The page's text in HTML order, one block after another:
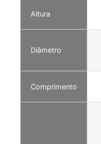
Altura
Diâmetro
Comprimento